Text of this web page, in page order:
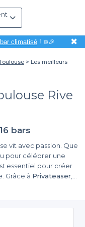
climatisé! ❄️🎉 ✖
Les meilleurs
Rive
bars
vit avec passion. Que
pour célébrer une
essentiel pour créer
Grâce à Privateaser
proposant une
rose.
sans pareil
la logistique peut